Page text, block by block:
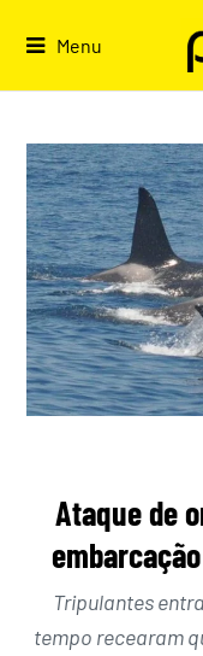
Menu
Ataque de
Tripulantes
tempo recearam